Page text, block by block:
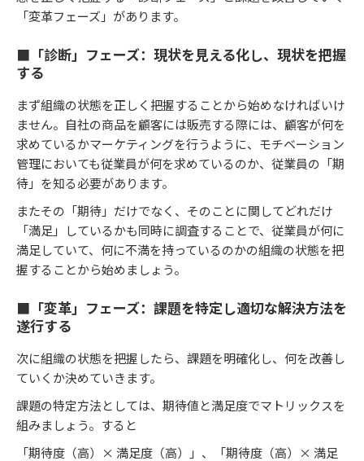
「変革フェーズ」があります。
■「診断」フェーズ：現状を見える化し、現状を把握
する
まず組織の状態を正しく把握することから始めなければいけ
ません。自社の商品を顧客には販売する際には、顧客が何を
求めているかマーケティングを行うように、モチベーション
管理においても従業員が何を求めているのか、従業員の「期
待」を知る必要があります。
またその「期待」だけでなく、そのことに関してどれだけ
「満足」しているかも同時に調査することで、従業員が何に
満足していて、何に不満を持っているのかの組織の状態を把
握することから始めましょう。
■「変革」フェーズ：課題を特定し適切な解決方法を
遂行する
次に組織の状態を把握したら、課題を明確化し、何を改善し
ていくか決めていきます。
課題の特定方法としては、期待値と満足度でマトリックスを
組みましょう。すると
「期待度（高）× 満足度（高）」、「期待度（高）× 満足